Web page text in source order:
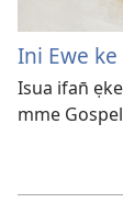
Ini Ewe ke
Isua ifan̄
mme